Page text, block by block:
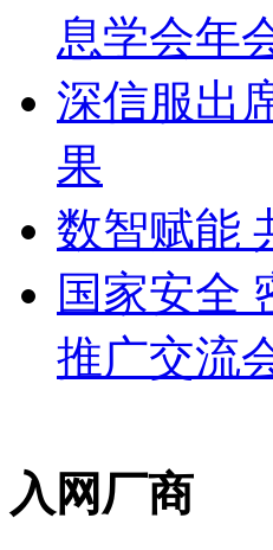
息学会年
深信服出
果
数智赋能
国家安全
推广交流
入网厂商